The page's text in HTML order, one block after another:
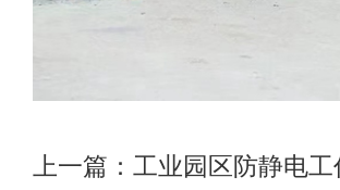
上一篇： 工业园区防静电工